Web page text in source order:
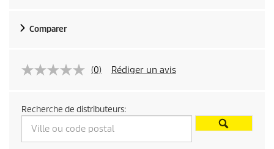
c
t
r
i
Comparer
(0) Rédiger un avis
Recherche de distributeurs: